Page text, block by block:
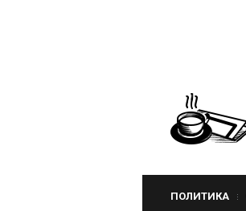
ПОЛИТИКА